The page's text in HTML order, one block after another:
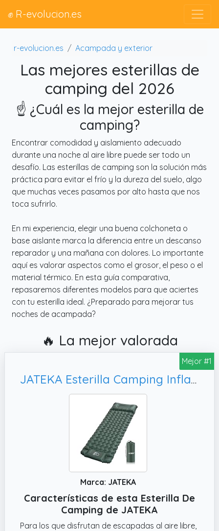
✊ R-evolucion.es
r-evolucion.es Acampada y exterior
Las mejores esterillas de
camping del 2026
☝️ ¿Cuál es la mejor esterilla de
camping?
Encontrar comodidad y aislamiento adecuado
durante una noche al aire libre puede ser todo un
desafío. Las esterillas de camping son la solución más
práctica para evitar el frío y la dureza del suelo, algo
que muchas veces pasamos por alto hasta que nos
toca sufrirlo.
En mi experiencia, elegir una buena colchoneta o
base aislante marca la diferencia entre un descanso
reparador y una mañana con dolores. Lo importante
aquí es valorar aspectos como el grosor, el peso o el
material térmico. En esta guía comparativa,
repasaremos diferentes modelos para que aciertes
con tu esterilla ideal. ¿Preparado para mejorar tus
noches de acampada?
🔥 La mejor valorada
Mejor #1
JATEKA Esterilla Camping Inflable, Colchón de Aire Ultraligero y Compacto para Camp Viaje Playa
Marca: JATEKA
Características de esta Esterilla De
Camping de JATEKA
Para los que disfrutan de escapadas al aire libre,